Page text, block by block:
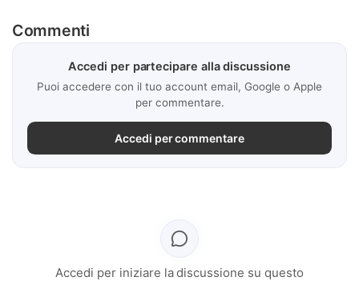
Commenti
Accedi per partecipare alla discussione
Puoi accedere con il tuo account email, Google o Apple
per commentare.
Accedi per commentare
Accedi per iniziare la discussione su questo